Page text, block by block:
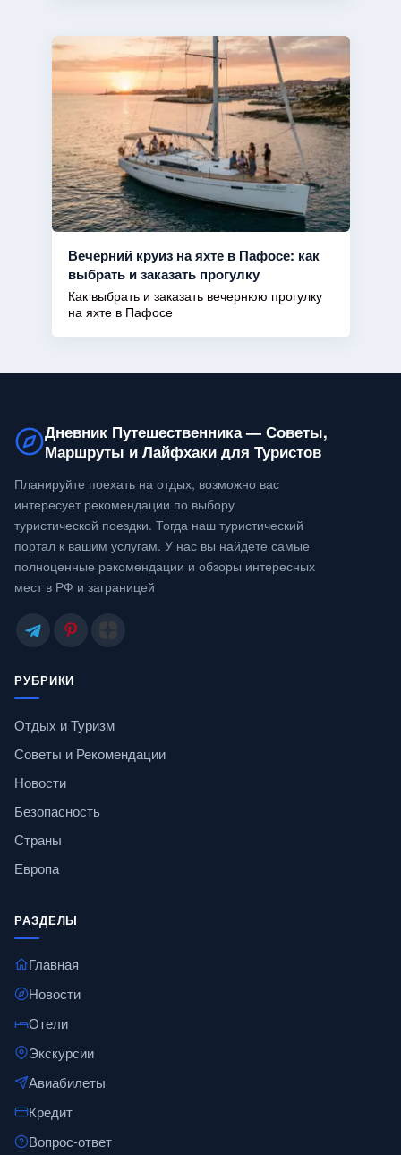
Вечерний круиз на яхте в Пафосе: как
выбрать и заказать прогулку
Как выбрать и заказать вечернюю прогулку
на яхте в Пафосе
Дневник Путешественника — Советы,
Маршруты и Лайфхаки для Туристов
Планируйте поехать на отдых, возможно вас
интересует рекомендации по выбору
туристической поездки. Тогда наш туристический
портал к вашим услугам. У нас вы найдете самые
полноценные рекомендации и обзоры интересных
мест в РФ и заграницей
РУБРИКИ
Отдых и Туризм
Советы и Рекомендации
Новости
Безопасность
Страны
Европа
РАЗДЕЛЫ
Главная
Новости
Отели
Экскурсии
Авиабилеты
Кредит
Вопрос-ответ